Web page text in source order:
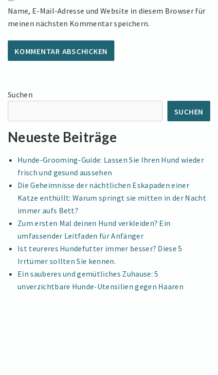
Name, E-Mail-Adresse und Website in diesem Browser für
meinen nächsten Kommentar speichern.
Suchen
SUCHEN
Neueste Beiträge
Hunde-Grooming-Guide: Lassen Sie Ihren Hund wieder
frisch und gesund aussehen
Die Geheimnisse der nächtlichen Eskapaden einer
Katze enthüllt: Warum springt sie mitten in der Nacht
immer aufs Bett?
Zum ersten Mal deinen Hund verkleiden? Ein
umfassender Leitfaden für Anfänger
Ist teureres Hundefutter immer besser? Diese 5
Irrtümer sollten Sie kennen.
Ein sauberes und gemütliches Zuhause: 5
unverzichtbare Hunde-Utensilien gegen Haaren